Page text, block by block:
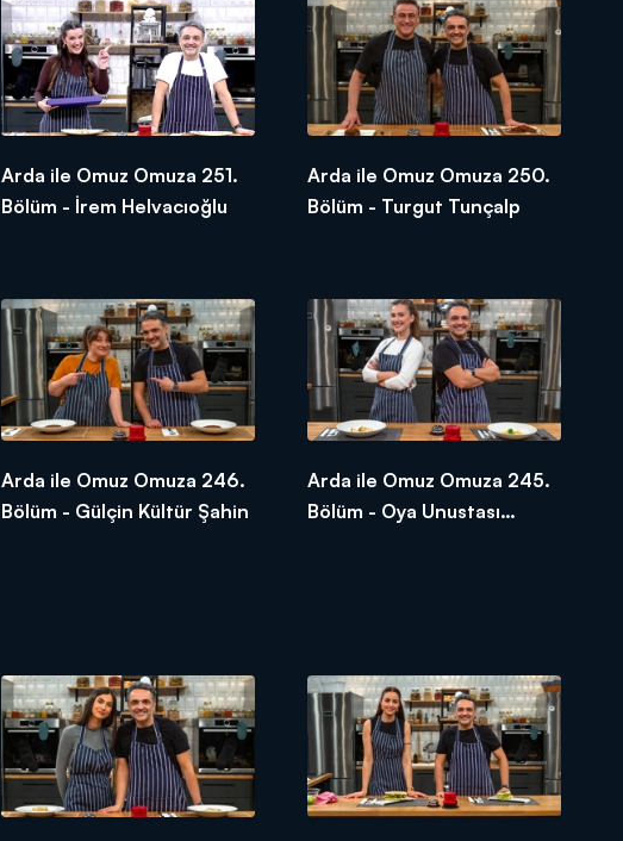
Arda ile Omuz Omuza 251.
Bölüm - İrem Helvacıoğlu
Arda ile Omuz Omuza 250.
Bölüm - Turgut Tunçalp
Arda ile Omuz Omuza 246.
Bölüm - Gülçin Kültür Şahin
Arda ile Omuz Omuza 245.
Bölüm - Oya Unustası